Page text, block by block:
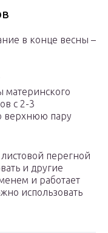
в конце весны –
материнского
с 2-3
верхнюю пару
листовой перегной
и другие
и работает
использовать